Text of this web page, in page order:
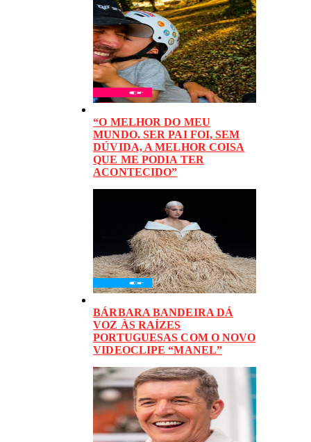
“O MELHOR DO MEU
MUNDO. SER PAI FOI, SEM
DÚVIDA, A MELHOR COISA
QUE ME PODIA TER
ACONTECIDO”
BÁRBARA BANDEIRA DÁ
VOZ ÀS RAÍZES
PORTUGUESAS COM O NOVO
VIDEOCLIPE “MANEL”